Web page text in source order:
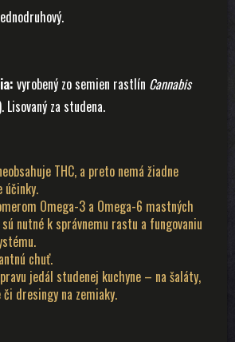
vyrobený zo semien rastlín Cannabis
Lisovaný za studena.
THC, a preto nemá žiadne
účinky.
Omega-3 a Omega-6 mastných
nutné k správnemu rastu a fungovaniu
chuť.
jedál studenej kuchyne – na šaláty,
dresingy na zemiaky.